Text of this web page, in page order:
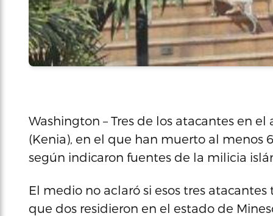
Washington – Tres de los atacantes en
(Kenia), en el que han muerto al menos
según indicaron fuentes de la milicia
El medio no aclaró si esos tres
que dos residieron en el estado de